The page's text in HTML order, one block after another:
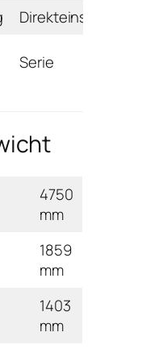
Direkteinspritzung
Serie
4750
mm
1859
mm
1403
mm